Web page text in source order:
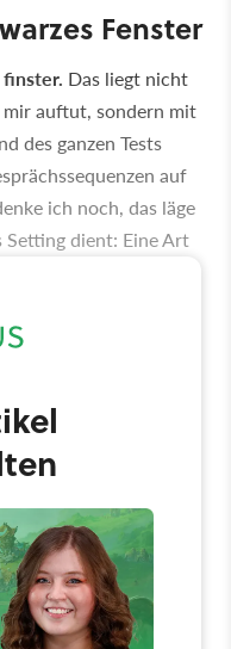
Fenster
Das liegt nicht
auftut, sondern mit
des ganzen Tests
auf
ich noch, das läge
Setting dient: Eine Art
aufgetan, was ein
(Küstenstädte gehen
man ja).